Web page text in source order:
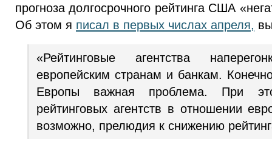
прогноза долгосрочного рейтинга США
Об этом я писал в первых числах апреля,
«Рейтинговые агентства
европейским странам и банкам.
Европы важная проблема. При
рейтинговых агентств в отношении
возможно, прелюдия к снижению